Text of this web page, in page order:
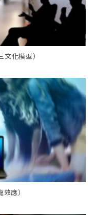
化模型）
應）